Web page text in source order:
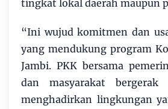
tingkat lokal daerah maupun
“Ini wujud komitmen dan
yang mendukung program
Jambi. PKK bersama
dan masyarakat bergerak
menghadirkan lingkungan